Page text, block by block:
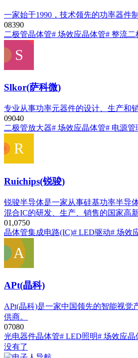
一家始于1990，技术领先的功率器件
08390
二极管晶体管# 场效应晶体管# 整流二
Slkor(萨科微)
专业从事功率元器件的设计、生产和销
09040
二极管放大器# 场效应晶体管# 电源管
Ruichips(锐骏)
锐骏半导体是一家从事硅基功率半导
混合IC的研发、生产、销售的国家高
01,0750
晶体管集成电路(IC)# LED驱动# 场效
APt(晶科)
APt(晶科)是一家中国领先的智能视觉
供商。
07080
光电器件晶体管# LED照明# 场效应晶
没有了